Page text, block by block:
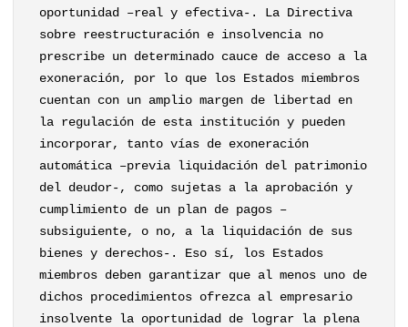
oportunidad –real y efectiva-. La Directiva
sobre reestructuración e insolvencia no
prescribe un determinado cauce de acceso a la
exoneración, por lo que los Estados miembros
cuentan con un amplio margen de libertad en
la regulación de esta institución y pueden
incorporar, tanto vías de exoneración
automática –previa liquidación del patrimonio
del deudor-, como sujetas a la aprobación y
cumplimiento de un plan de pagos –
subsiguiente, o no, a la liquidación de sus
bienes y derechos-. Eso sí, los Estados
miembros deben garantizar que al menos uno de
dichos procedimientos ofrezca al empresario
insolvente la oportunidad de lograr la plena